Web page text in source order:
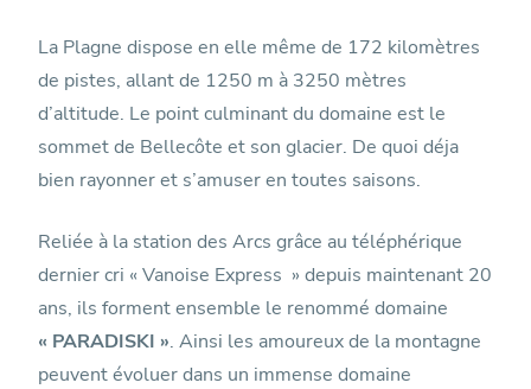
La Plagne dispose en elle même de 172 kilomètres
de pistes, allant de 1250 m à 3250 mètres
d’altitude. Le point culminant du domaine est le
sommet de Bellecôte et son glacier. De quoi déja
bien rayonner et s’amuser en toutes saisons.
Reliée à la station des Arcs grâce au téléphérique
dernier cri « Vanoise Express » depuis maintenant 20
ans, ils forment ensemble le renommé domaine
« PARADISKI ». Ainsi les amoureux de la montagne
peuvent évoluer dans un immense domaine